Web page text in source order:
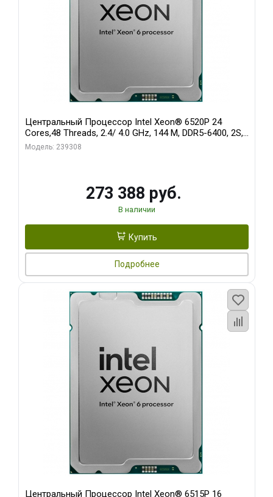
Центральный Процессор Intel Xeon® 6520P 24
Cores,48 Threads, 2.4/ 4.0 GHz, 144 M, DDR5-6400, 2S,
210W OEM
Модель: 239308
273 388 руб.
В наличии
Купить
Подробнее
Центральный Процессор Intel Xeon® 6515P 16